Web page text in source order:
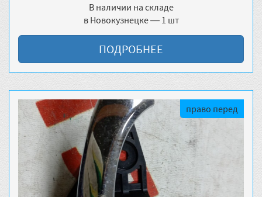
В наличии на складе
в Новокузнецке — 1 шт
ПОДРОБНЕЕ
право перед